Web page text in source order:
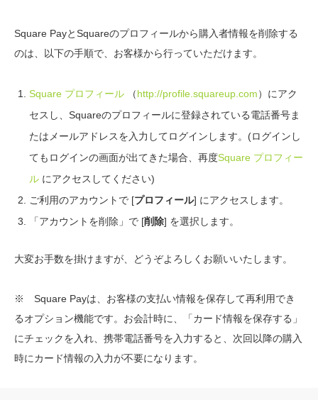
Square PayとSquareのプロフィールから購入者情報を削除する
のは、以下の手順で、お客様から行っていただけます。
Square プロフィール （http://profile.squareup.com）にアク
セスし、Squareのプロフィールに登録されている電話番号ま
たはメールアドレスを入力してログインします。(ログインし
てもログインの画面が出てきた場合、再度Square プロフィー
ル にアクセスしてください)
ご利用のアカウントで [プロフィール] にアクセスします。
「アカウントを削除」で [削除] を選択します。
大変お手数を掛けますが、どうぞよろしくお願いいたします。
※ Square Payは、お客様の支払い情報を保存して再利用でき
るオプション機能です。お会計時に、「カード情報を保存する」
にチェックを入れ、携帯電話番号を入力すると、次回以降の購入
時にカード情報の入力が不要になります。